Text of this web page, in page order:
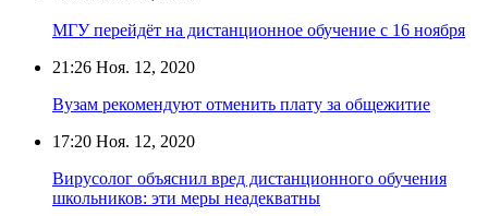
МГУ перейдёт на дистанционное обучение с 16 ноября
21:26 Ноя. 12, 2020
Вузам рекомендуют отменить плату за общежитие
17:20 Ноя. 12, 2020
Вирусолог объяснил вред дистанционного обучения
школьников: эти меры неадекватны